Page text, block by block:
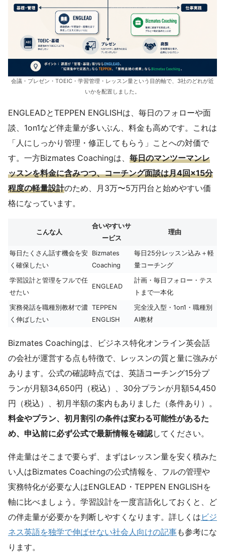
会議・プレゼン・TOEIC・学習管理・レッスン量という目的軸で、3社のどれが近
いかを配置しました。
ENGLEADとTEPPEN ENGLISHは、毎日のフォローや面
談、1on1など伴走量が多いぶん、料金も高めです。これは
「人にしっかり管理・修正してもらう」ことへの対価で
す。一方Bizmates Coachingは、 毎日のマンツーマンレ
ッスンを料金に含みつつ、コーチング面談は月4回×15分
程度の軽量設計のため、月3万〜5万円台と始めやすい価
格になっています。
こんな人
合いやすいサ
ービス
理由
毎日たくさん話す機会を安
く確保したい
Bizmates
Coaching
毎日25分レッスン込み＋軽
量コーチング
学習設計と管理をフルで任
せたい
ENGLEAD
計画・毎日フォロー・テス
トまで一本化
実務発話を職種別教材で濃
く伸ばしたい
TEPPEN
ENGLISH
完全没入型・1on1・職種別
AI教材
Bizmates Coachingは、ビジネス特化オンライン英会話
の会社が運営する点も特徴で、レッスンの質と量に強みが
あります。公式の確認時点では、英語コーチング15分プ
ランが月額34,650円（税込）、30分プランが月額54,450
円（税込）、初月半額の案内もありました（条件あり）。
料金やプラン、初月割引の条件は変わる可能性があるた
め、申込前に必ず公式で最新情報を確認してください。
伴走量はそこまで要らず、まずはレッスン量を安く積みた
い人はBizmates Coachingの公式情報を、フルの管理や
実務特化が必要な人はENGLEAD・TEPPEN ENGLISHを
軸に比べましょう。学習設計を一度言語化しておくと、ど
の伴走量が必要かを判断しやすくなります。詳しくは ビジ
ネス英語を独学で伸ばせない社会人向けの記事も参考にな
ります。